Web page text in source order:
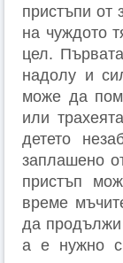
пристъпи от
на чуждото
цел.
надолу и
може да
или
детето
заплашено
пристъп
време
да продължи
а е нужно